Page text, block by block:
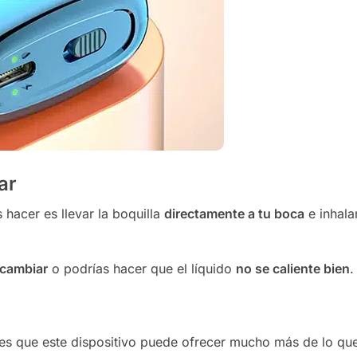
hacer es llevar la boquilladirectamente a tu boca e
o podrías hacer que el líquido no se caliente bien.
que este dispositivo puede ofrecer mucho más de lo